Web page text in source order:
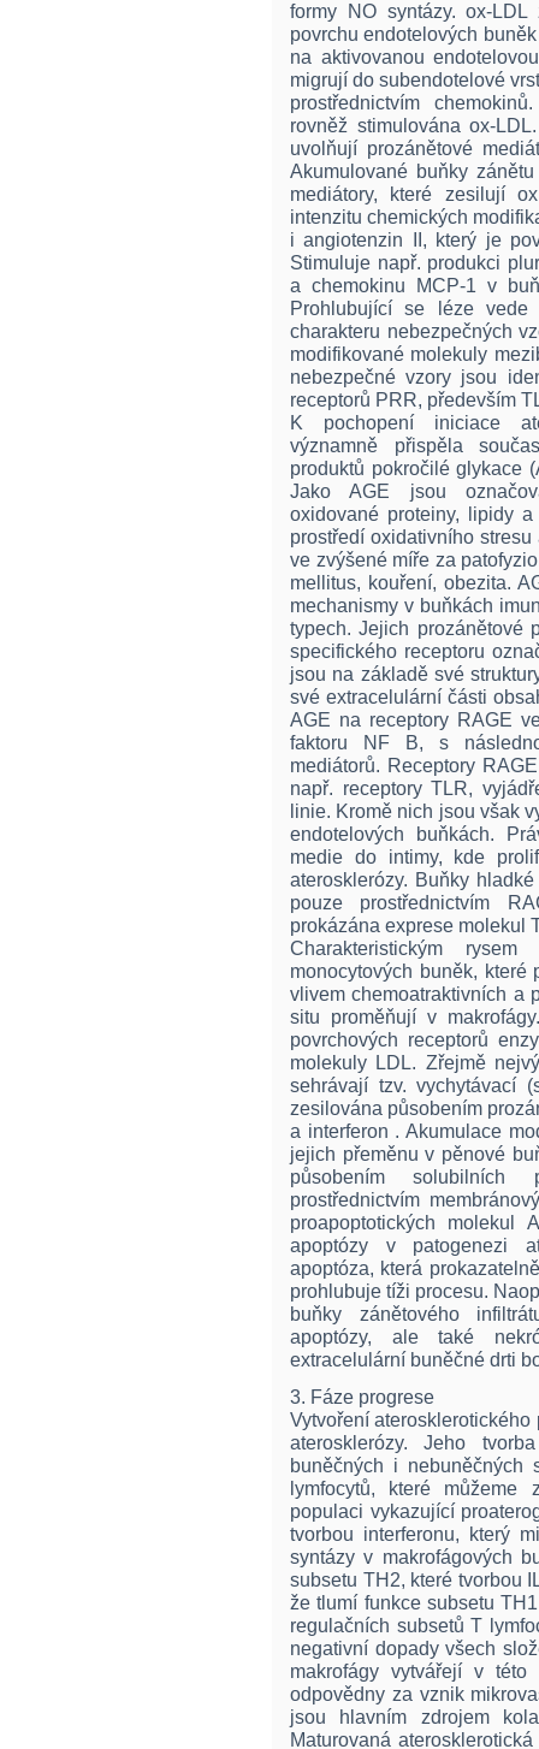
formy NO syntázy. ox-
povrchu endotelových
na aktivovanou
migrují do subendotelové
prostřednictvím
rovněž stimulována ox-
uvolňují prozánětové
Akumulované buňky
mediátory, které zesilují
intenzitu chemických
i angiotenzin II, který je
Stimuluje např. produkci
a chemokinu MCP-1 v
Prohlubující se léze vede
charakteru nebezpečných
modifikované molekuly
nebezpečné vzory jsou
receptorů PRR, především
K pochopení iniciace
významně přispěla
produktů pokročilé glykace
Jako AGE jsou
oxidované proteiny, lipidy
prostředí oxidativního
ve zvýšené míře za
mellitus, kouření, obezita.
mechanismy v buňkách
typech. Jejich prozánětové
specifického receptoru
jsou na základě své
své extracelulární části
AGE na receptory RAGE
faktoru NF B, s
mediátorů. Receptory
např. receptory TLR,
linie. Kromě nich jsou však
endotelových buňkách.
medie do intimy, kde
aterosklerózy. Buňky
pouze prostřednictvím
prokázána exprese molekul
Charakteristickým
monocytových buněk,
vlivem chemoatraktivních a
situ proměňují v
povrchových receptorů
molekuly LDL. Zřejmě
sehrávají tzv. vychytávací
zesilována působením
a interferon . Akumulace
jejich přeměnu v pěnové
působením solubilních
prostřednictvím
proapoptotických molekul
apoptózy v patogenezi
apoptóza, která
prohlubuje tíži procesu.
buňky zánětového
apoptózy, ale také
extracelulární buněčné drti
3. Fáze progrese
Vytvoření
aterosklerózy. Jeho
buněčných i nebuněčných
lymfocytů, které můžeme
populaci vykazující
tvorbou interferonu, který
syntázy v makrofágových
subsetu TH2, které tvorbou
že tlumí funkce subsetu
regulačních subsetů T
negativní dopady všech
makrofágy vytvářejí v této
odpovědny za vznik
jsou hlavním zdrojem
Maturovaná